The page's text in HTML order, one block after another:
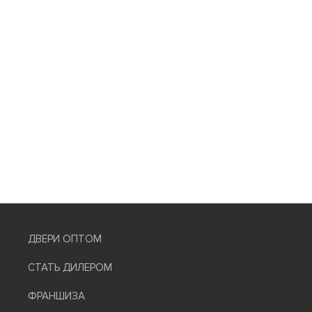
ДВЕРИ ОПТОМ
СТАТЬ ДИЛЕРОМ
ФРАНШИЗА